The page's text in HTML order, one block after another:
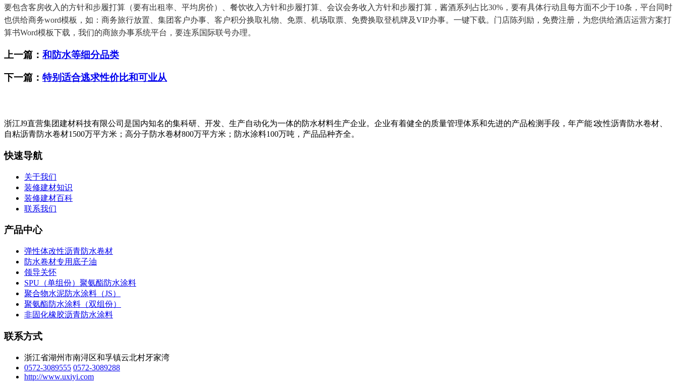
要包含客房收入的方针和步履打算（要有出租率、平均房价）、餐饮收入方针和步履打算、会议会务收入方针和步履打算，酱酒系列占比30%，要有具体行动且每方面不少于10条，平台同时
也供给商务word模板，如：商务旅行放置、集团客户办事、客户积分换取礼物、免票、机场取票、免费换取登机牌及VIP办事。一键下载。门店陈列励，免费注册，为您供给酒店运营方案打
算书Word模板下载，我们的商旅办事系统平台，要连系国际联号办理。
上一篇： 和防水等细分品类
下一篇： 特别适合逃求性价比和可业从
浙江J9直营集团建材科技有限公司是国内知名的集科研、开发、生产自动化为一体的防水材料生产企业。企业有着健全的质量管理体系和先进的产品检测手段，年产能∶改性沥青防水卷材、
自粘沥青防水卷材1500万平方米；高分子防水卷材800万平方米；防水涂料100万吨，产品品种齐全。
快速导航
关于我们
装修建材知识
装修建材百科
联系我们
产品中心
弹性体改性沥青防水卷材
防水卷材专用底子油
领导关怀
SPU（单组份）聚氨酯防水涂料
聚合物水泥防水涂料（JS）
聚氨酯防水涂料（双组份）
非固化橡胶沥青防水涂料
联系方式
浙江省湖州市南浔区和孚镇云北村牙家湾
0572-3089555 0572-3089288
http://www.uxiyi.com